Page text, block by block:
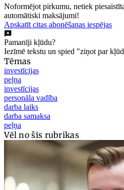
Noformējot pirkumu, netiek
automātiski maksājumi!
Apskatīt citas abonēšanas iespējas
Pamanīji kļūdu?
Iezīmē tekstu un spied "ziņot par
Tēmas
investīcijas
peļņa
investīcijas
personāla vadība
darba laiks
darba samaksa
peļņa
Vēl no šīs rubrikas